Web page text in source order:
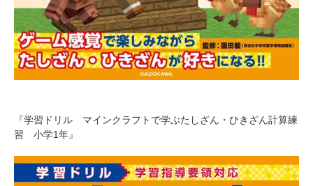
『学習ドリル マインクラフトで学ぶたしざん・ひきざん計算練
習 小学1年』